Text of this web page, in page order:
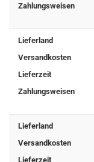
Zahlungsweisen
Lieferland
Versandkosten
Lieferzeit
Zahlungsweisen
Lieferland
Versandkosten
Lieferzeit